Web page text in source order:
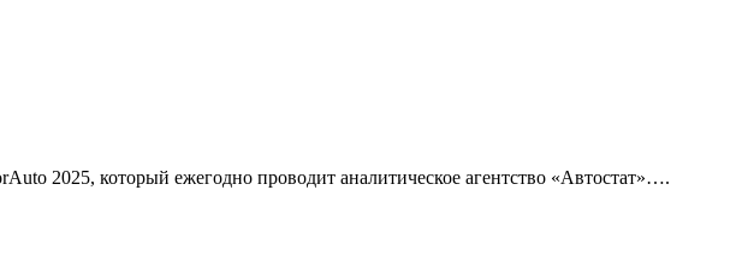
2025, который ежегодно проводит аналитическое агентство «Автостат»….